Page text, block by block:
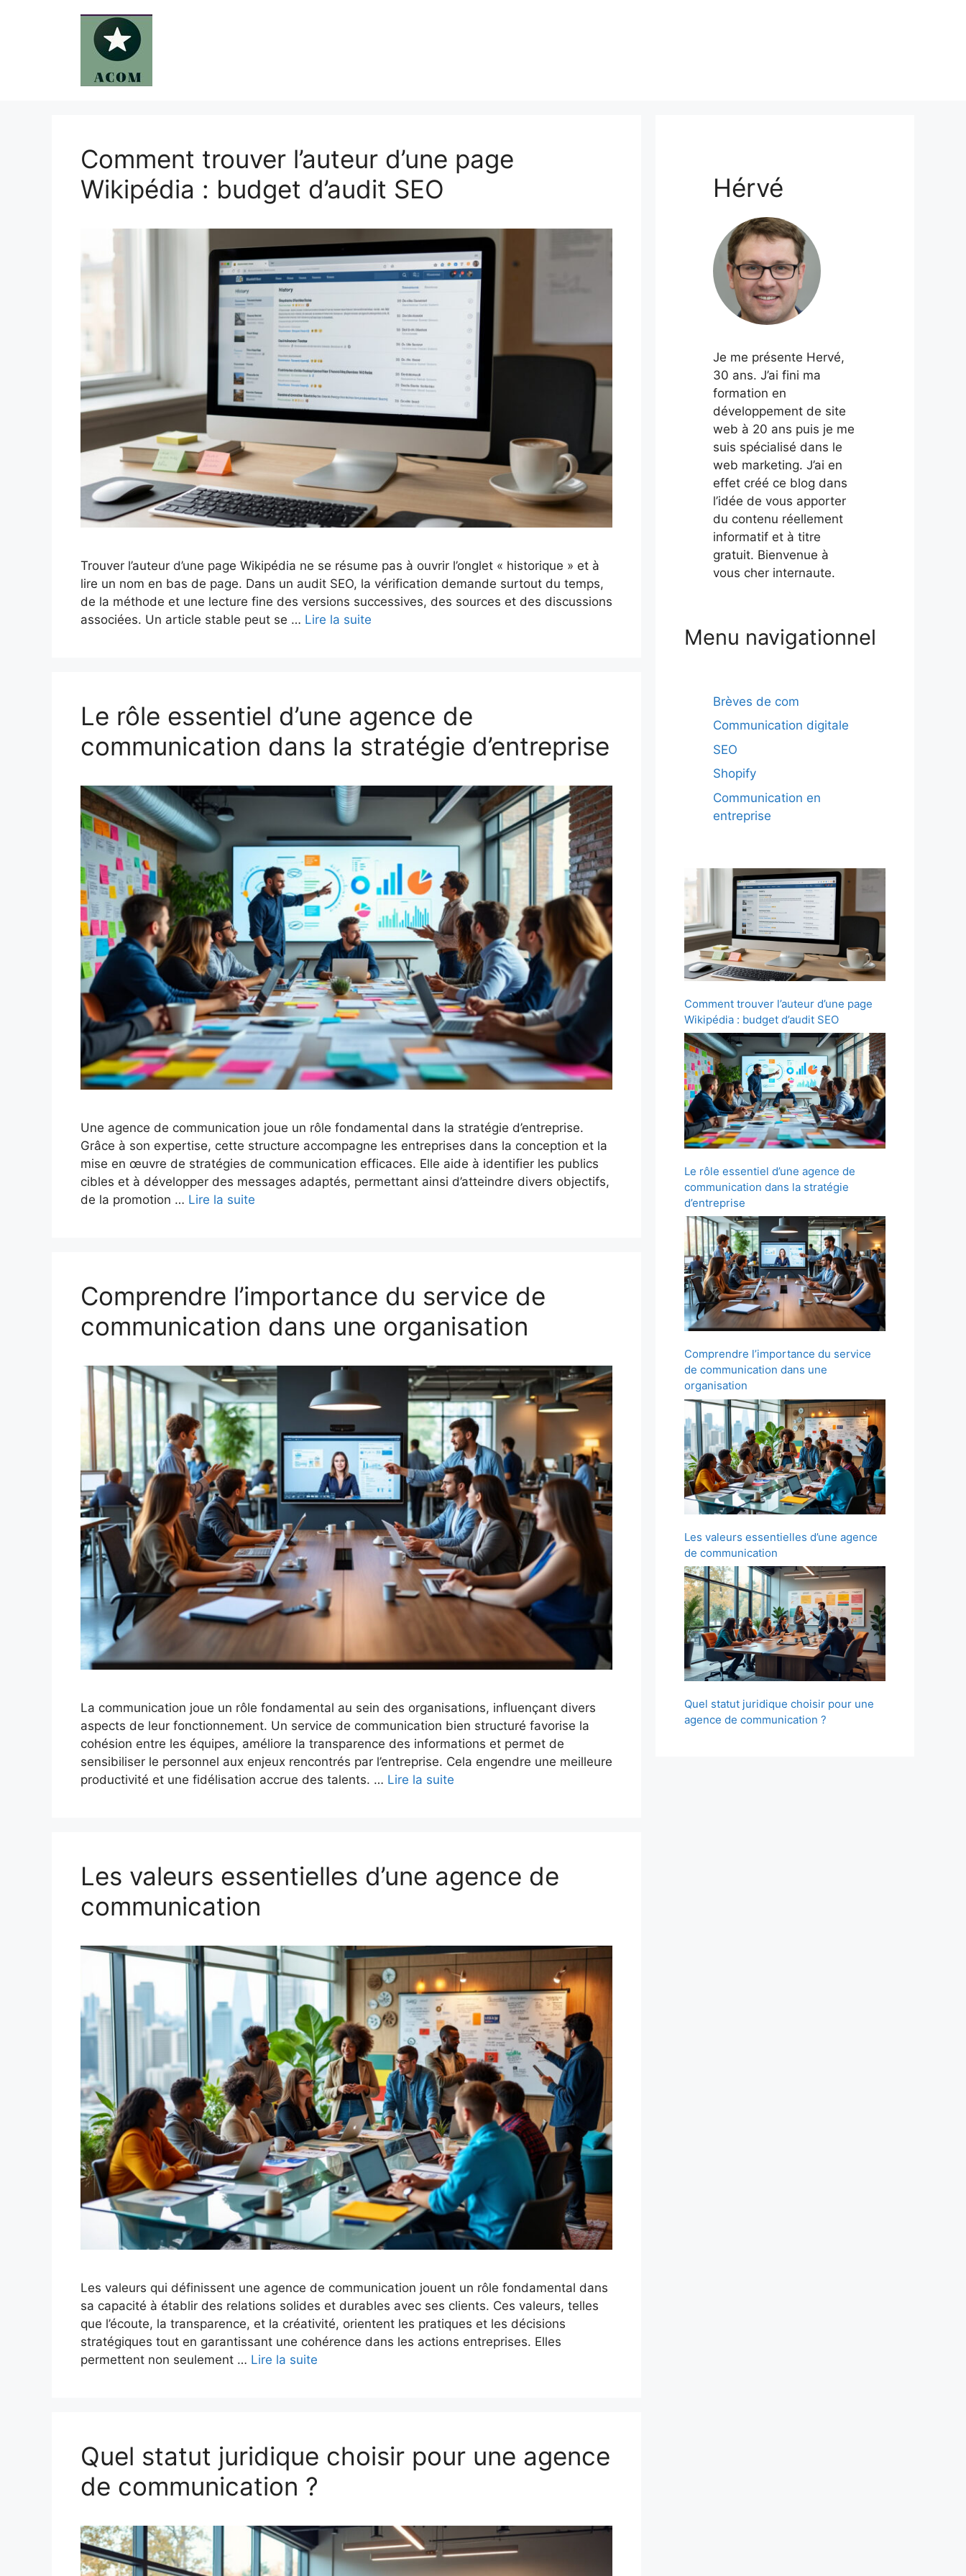
Comment trouver l’auteur d’une page
Wikipédia : budget d’audit SEO
Trouver l’auteur d’une page Wikipédia ne se résume pas à ouvrir l’onglet « historique » et à
lire un nom en bas de page. Dans un audit SEO, la vérification demande surtout du temps,
de la méthode et une lecture fine des versions successives, des sources et des discussions
associées. Un article stable peut se … Lire la suite
Le rôle essentiel d’une agence de
communication dans la stratégie d’entreprise
Une agence de communication joue un rôle fondamental dans la stratégie d’entreprise.
Grâce à son expertise, cette structure accompagne les entreprises dans la conception et la
mise en œuvre de stratégies de communication efficaces. Elle aide à identifier les publics
cibles et à développer des messages adaptés, permettant ainsi d’atteindre divers objectifs,
de la promotion … Lire la suite
Comprendre l’importance du service de
communication dans une organisation
La communication joue un rôle fondamental au sein des organisations, influençant divers
aspects de leur fonctionnement. Un service de communication bien structuré favorise la
cohésion entre les équipes, améliore la transparence des informations et permet de
sensibiliser le personnel aux enjeux rencontrés par l’entreprise. Cela engendre une meilleure
productivité et une fidélisation accrue des talents. … Lire la suite
Les valeurs essentielles d’une agence de
communication
Les valeurs qui définissent une agence de communication jouent un rôle fondamental dans
sa capacité à établir des relations solides et durables avec ses clients. Ces valeurs, telles
que l’écoute, la transparence, et la créativité, orientent les pratiques et les décisions
stratégiques tout en garantissant une cohérence dans les actions entreprises. Elles
permettent non seulement … Lire la suite
Quel statut juridique choisir pour une agence
de communication ?
Hérvé
Je me présente Hervé,
30 ans. J’ai fini ma
formation en
développement de site
web à 20 ans puis je me
suis spécialisé dans le
web marketing. J’ai en
effet créé ce blog dans
l’idée de vous apporter
du contenu réellement
informatif et à titre
gratuit. Bienvenue à
vous cher internaute.
Menu navigationnel
Brèves de com
Communication digitale
SEO
Shopify
Communication en
entreprise
Comment trouver l’auteur d’une page
Wikipédia : budget d’audit SEO
Le rôle essentiel d’une agence de
communication dans la stratégie
d’entreprise
Comprendre l’importance du service
de communication dans une
organisation
Les valeurs essentielles d’une agence
de communication
Quel statut juridique choisir pour une
agence de communication ?